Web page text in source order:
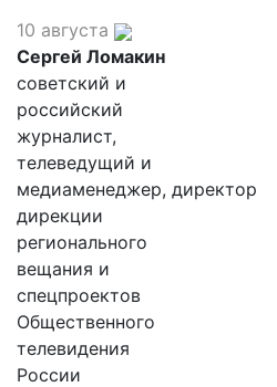
10 августа
Сергей Ломакин
советский и
российский
журналист,
телеведущий и
медиаменеджер, директор
дирекции
регионального
вещания и
спецпроектов
Общественного
телевидения
России